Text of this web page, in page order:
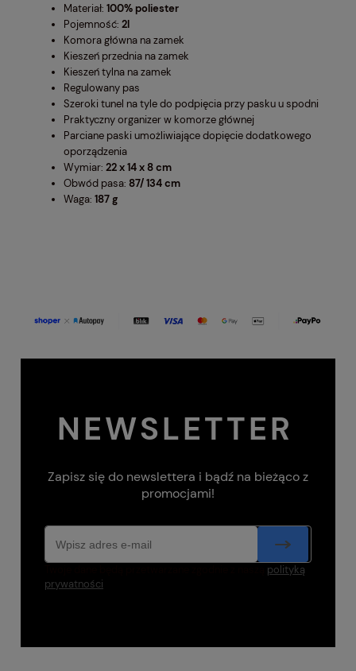
Materiał: 100% poliester
Pojemność: 2l
Komora główna na zamek
Kieszeń przednia na zamek
Kieszeń tylna na zamek
Regulowany pas
Szeroki tunel na tyle do podpięcia przy pasku u spodni
Praktyczny organizer w komorze głównej
Parciane paski umożliwiające dopięcie dodatkowego
oporządzenia
Wymiar: 22 x 14 x 8 cm
Obwód pasa: 87/ 134 cm
Waga: 187 g
NEWSLETTER
Zapisz się do newslettera i bądź na bieżąco z
promocjami!
polityką
prywatności